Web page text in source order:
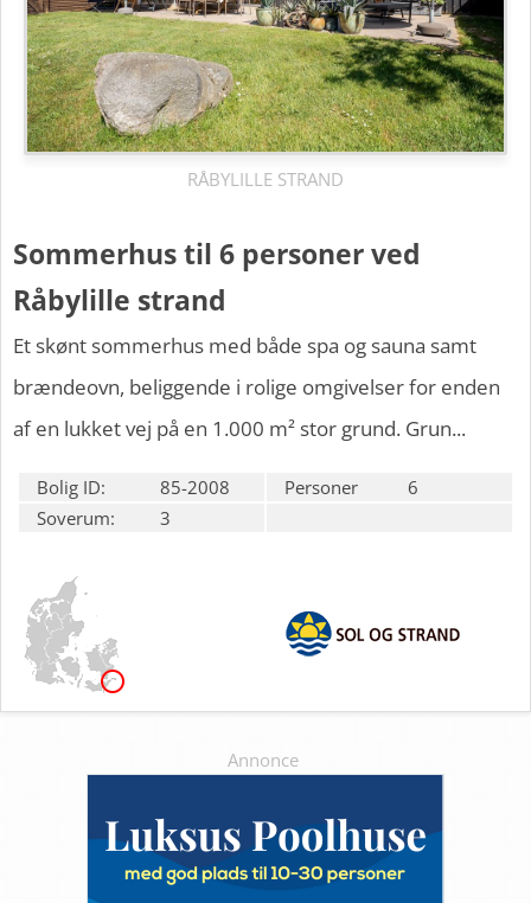
RÅBYLILLE STRAND
Sommerhus til 6 personer ved
Råbylille strand
Et skønt sommerhus med både spa og sauna samt
brændeovn, beliggende i rolige omgivelser for enden
af en lukket vej på en 1.000 m² stor grund. Grun...
Bolig ID: 85-2008 Personer
6
Soverum:
3
Annonce